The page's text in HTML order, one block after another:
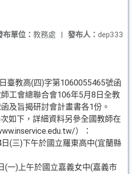
發布人： dep333
布單位： 教務處 |
臺教高(四)字第1060055465號函
工會總聯合會106年5月8日全教
及旨揭研討會計畫書各1份。
如下，詳細資料另參全國教師在
）：
(三)下午於國立羅東高中(宜蘭縣
(一)上午於國立嘉義女中(嘉義市